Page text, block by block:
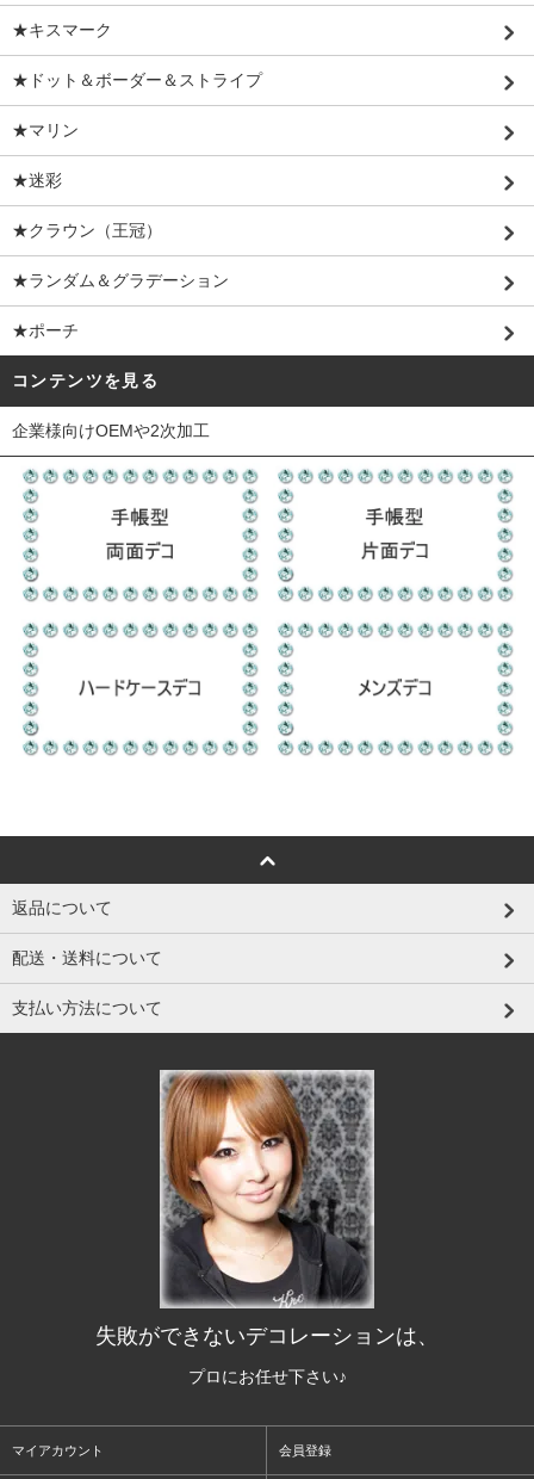
★キスマーク
★ドット＆ボーダー＆ストライプ
★マリン
★迷彩
★クラウン（王冠）
★ランダム＆グラデーション
★ポーチ
コンテンツを見る
企業様向けOEMや2次加工
返品について
配送・送料について
支払い方法について
失敗ができないデコレーションは、
プロにお任せ下さい♪
マイアカウント 会員登録